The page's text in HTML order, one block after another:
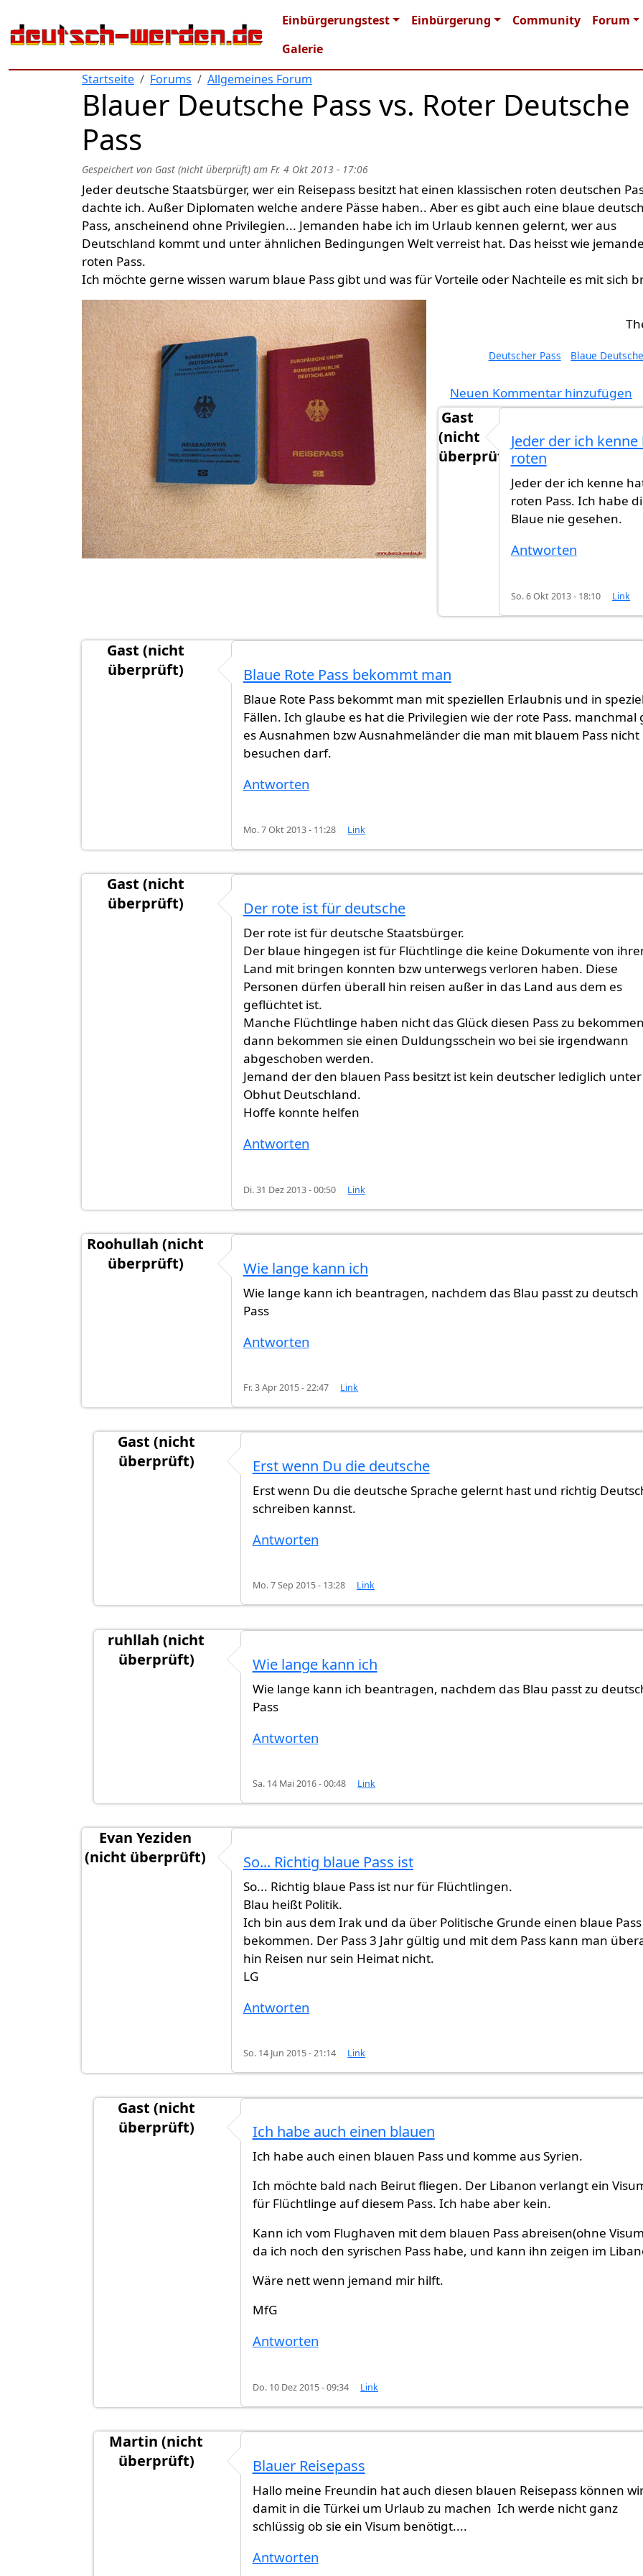
Main navigation
Einbürgerungstest Einbürgerung Community
Forum
Galerie
Startseite
Forums Allgemeines Forum
Blauer Deutsche Pass vs. Roter Deutsche
Pass
Gespeichert von Gast (nicht überprüft) am Fr. 4 Okt 2013 - 17:06
Jeder deutsche Staatsbürger, wer ein Reisepass besitzt hat einen klassischen roten deutschen
dachte ich. Außer Diplomaten welche andere Pässe haben.. Aber es gibt auch eine blaue
Pass, anscheinend ohne Privilegien... Jemanden habe ich im Urlaub kennen gelernt, wer aus
Deutschland kommt und unter ähnlichen Bedingungen Welt verreist hat. Das heisst wie
roten Pass.
Ich möchte gerne wissen warum blaue Pass gibt und was für Vorteile oder Nachteile es mit sich
Deutscher Pass Blaue
Neuen Kommentar hinzufügen
Gast
(nicht
überprüft)
Jeder der ich kenne
roten
Jeder der ich kenne
roten Pass. Ich habe
Blaue nie gesehen.
Antworten
So. 6 Okt 2013 - 18:10 Link
Gast (nicht
überprüft)
Blaue Rote Pass bekommt man
Blaue Rote Pass bekommt man mit speziellen Erlaubnis und in
Fällen. Ich glaube es hat die Privilegien wie der rote Pass. manchmal
es Ausnahmen bzw Ausnahmeländer die man mit blauem Pass nicht
besuchen darf.
Antworten
Mo. 7 Okt 2013 - 11:28 Link
Gast (nicht
überprüft)
Der rote ist für deutsche
Der rote ist für deutsche Staatsbürger.
Der blaue hingegen ist für Flüchtlinge die keine Dokumente von
Land mit bringen konnten bzw unterwegs verloren haben. Diese
Personen dürfen überall hin reisen außer in das Land aus dem es
geflüchtet ist.
Manche Flüchtlinge haben nicht das Glück diesen Pass zu
dann bekommen sie einen Duldungsschein wo bei sie irgendwann
abgeschoben werden.
Jemand der den blauen Pass besitzt ist kein deutscher lediglich unter
Obhut Deutschland.
Hoffe konnte helfen
Antworten
Di. 31 Dez 2013 - 00:50 Link
Roohullah (nicht
überprüft)
Wie lange kann ich
Wie lange kann ich beantragen, nachdem das Blau passt zu deutsch
Pass
Antworten
Fr. 3 Apr 2015 - 22:47 Link
Gast (nicht
überprüft)
Wie lange kann ichvonRoohullah (nicht überprüft)
Erst wenn Du die deutsche
Erst wenn Du die deutsche Sprache gelernt hast und richtig
schreiben kannst.
Antworten
Mo. 7 Sep 2015 - 13:28 Link
ruhllah (nicht
überprüft)
Wie lange kann ichvonRoohullah (nicht überprüft)
Wie lange kann ich
Wie lange kann ich beantragen, nachdem das Blau passt zu
Pass
Antworten
Sa. 14 Mai 2016 - 00:48 Link
Evan Yeziden
(nicht überprüft)
So... Richtig blaue Pass ist
So... Richtig blaue Pass ist nur für Flüchtlingen.
Blau heißt Politik.
Ich bin aus dem Irak und da über Politische Grunde einen blaue Pass
bekommen. Der Pass 3 Jahr gültig und mit dem Pass kann man
hin Reisen nur sein Heimat nicht.
LG
Antworten
So. 14 Jun 2015 - 21:14 Link
Gast (nicht
überprüft)
So... Richtig blaue Pass istvonEvan Yeziden (nicht überprüft)
Ich habe auch einen blauen
Ich habe auch einen blauen Pass und komme aus Syrien.
Ich möchte bald nach Beirut fliegen. Der Libanon verlangt ein
für Flüchtlinge auf diesem Pass. Ich habe aber kein.
Kann ich vom Flughaven mit dem blauen Pass abreisen(ohne
da ich noch den syrischen Pass habe, und kann ihn zeigen im
Wäre nett wenn jemand mir hilft.
MfG
Antworten
Do. 10 Dez 2015 - 09:34 Link
Martin (nicht
überprüft)
So... Richtig blaue Pass istvonEvan Yeziden (nicht überprüft)
Blauer Reisepass
Hallo meine Freundin hat auch diesen blauen Reisepass können
damit in die Türkei um Urlaub zu machen Ich werde nicht ganz
schlüssig ob sie ein Visum benötigt....
Antworten